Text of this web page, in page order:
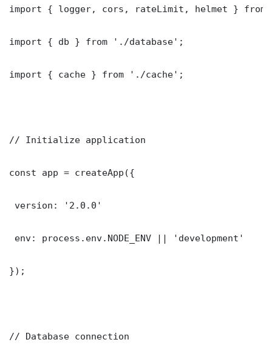
import { logger, cors, rateLimit, helmet } from
import { db } from './database';
import { cache } from './cache';
// Initialize application
const app = createApp({
version: '2.0.0'
env: process.env.NODE_ENV || 'development'
});
// Database connection